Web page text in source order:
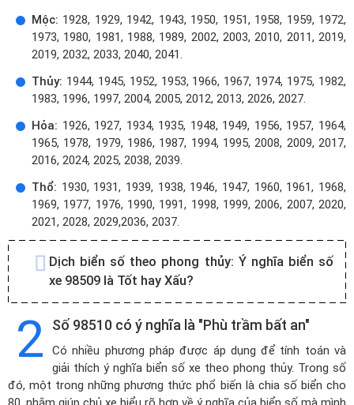
Mộc: 1928, 1929, 1942, 1943, 1950, 1951, 1958, 1959, 1972,
1973, 1980, 1981, 1988, 1989, 2002, 2003, 2010, 2011, 2019,
2019, 2032, 2033, 2040, 2041.
Thủy: 1944, 1945, 1952, 1953, 1966, 1967, 1974, 1975, 1982,
1983, 1996, 1997, 2004, 2005, 2012, 2013, 2026, 2027.
Hỏa: 1926, 1927, 1934, 1935, 1948, 1949, 1956, 1957, 1964,
1965, 1978, 1979, 1986, 1987, 1994, 1995, 2008, 2009, 2017,
2016, 2024, 2025, 2038, 2039.
Thổ: 1930, 1931, 1939, 1938, 1946, 1947, 1960, 1961, 1968,
1969, 1977, 1976, 1990, 1991, 1998, 1999, 2006, 2007, 2020,
2021, 2028, 2029,2036, 2037.
Dịch biển số theo phong thủy: Ý nghĩa biển số
xe 98509 là Tốt hay Xấu?
2 Số 98510 có ý nghĩa là "Phù trầm bất an"
Có nhiều phương pháp được áp dụng để tính toán và
giải thích ý nghĩa biển số xe theo phong thủy. Trong số
đó, một trong những phương thức phổ biến là chia số biển cho